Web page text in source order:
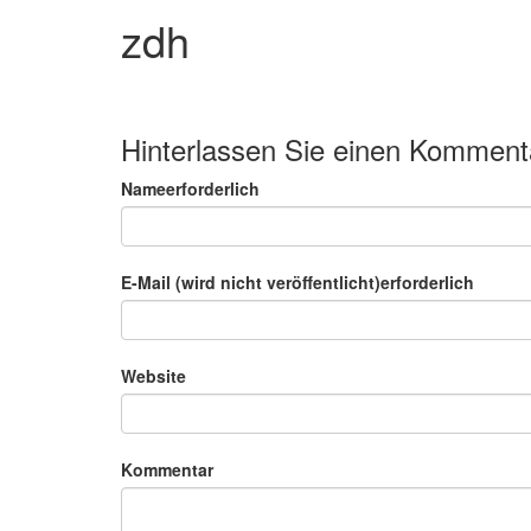
zdh
Hinterlassen Sie einen
Nameerforderlich
E-Mail (wird nicht veröffentlicht)erforderlich
Website
Kommentar